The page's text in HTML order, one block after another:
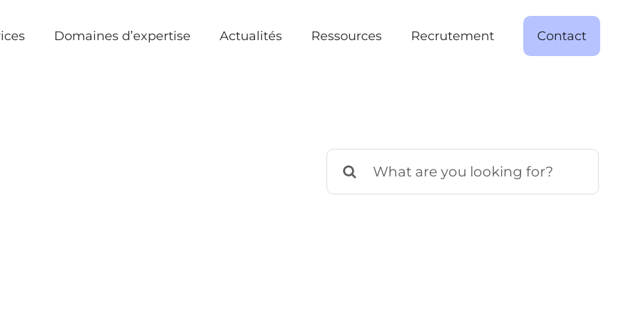
Domaines d’expertise Actualités Ressources Recrutement Contact
Rechercher: